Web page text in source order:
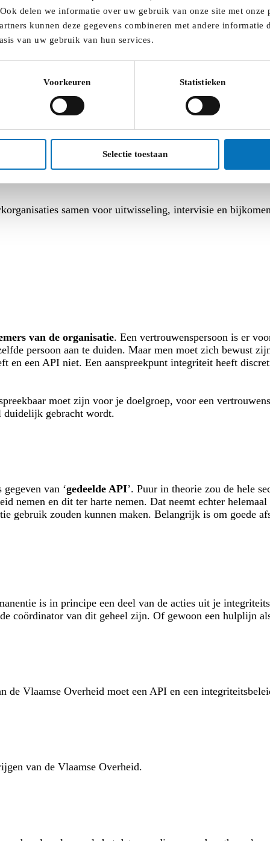
delen we informatie over uw gebruik van onze site met onze
kunnen deze gegevens combineren met andere informatie
van uw gebruik van hun services.
Voorkeuren Statistieken
Selectie toestaan
en geven wat algemene uitleg.
Ambrassade, in samenwerking met Tumult en Pimento,
alle basisbeginselen van integriteit in het jeugdwerk
samen voor uitwisseling, intervisie en
van de organisatie. Een vertrouwenspersoon is er
persoon aan te duiden. Maar men moet zich bewust
en een API niet. Een aanspreekpunt integriteit heeft
moet zijn voor je doelgroep, voor een
duidelijk gebracht wordt.
van ‘gedeelde API’. Puur in theorie zou de hele
nemen en dit ter harte nemen. Dat neemt echter
gebruik zouden kunnen maken. Belangrijk is om goede
is in principe een deel van de acties uit je
coördinator van dit geheel zijn. Of gewoon een hulplijn
Vlaamse Overheid moet een API en een
van de Vlaamse Overheid.